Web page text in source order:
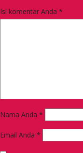
Isi komentar Anda *
Nama Anda *
Email Anda *